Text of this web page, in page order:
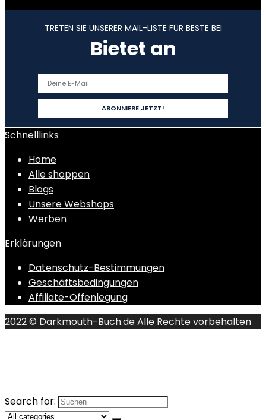
TRETEN SIE UNSERER MAIL-LISTE FÜR BESTE BEI
Bietet an
Schnelllinks
Home
Alle shoppen
Blogs
Unsere Webshops
Werben
Erklärungen
Datenschutz-Bestimmungen
Geschäftsbedingungen
Affiliate-Offenlegung
2022 © Darkmouth-Buch.de Alle Rechte vorbehalten
Search for: